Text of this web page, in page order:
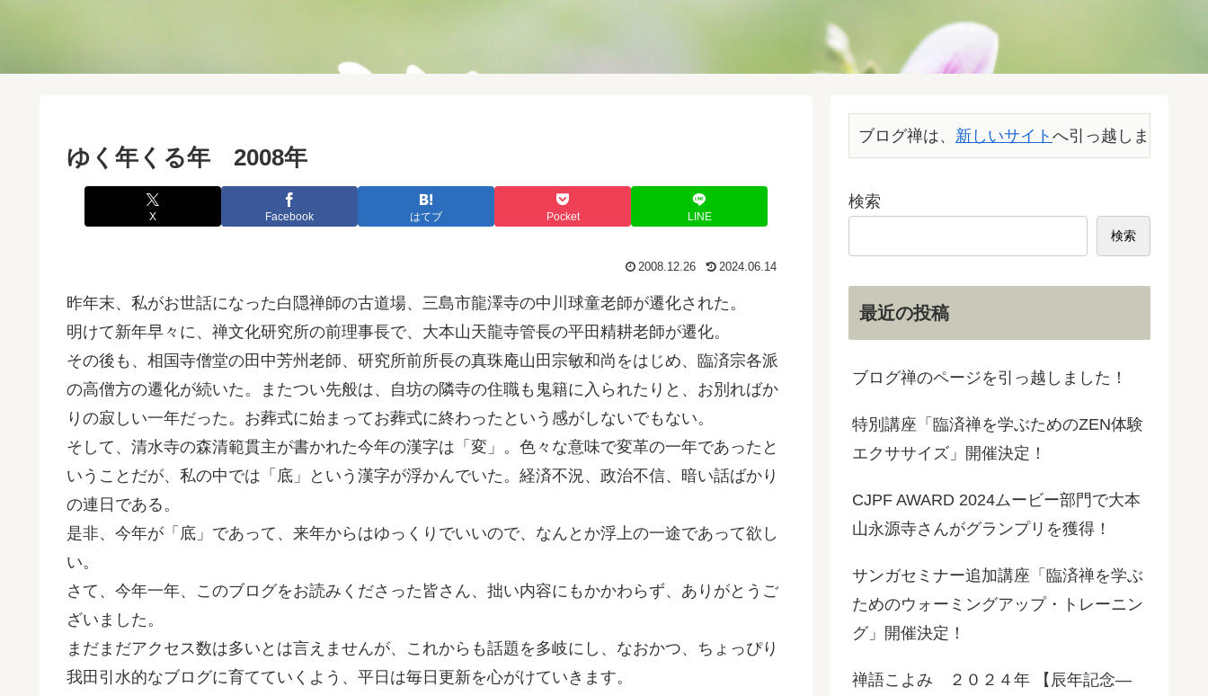
ゆく年くる年 2008年
X Facebook はてブ Pocket LINE
2008.12.26 2024.06.14
昨年末、私がお世話になった白隠禅師の古道場、三島市龍澤寺の中川球童老師が遷化された。
明けて新年早々に、禅文化研究所の前理事長で、大本山天龍寺管長の平田精耕老師が遷化。
その後も、相国寺僧堂の田中芳州老師、研究所前所長の真珠庵山田宗敏和尚をはじめ、臨済宗各派
の高僧方の遷化が続いた。またつい先般は、自坊の隣寺の住職も鬼籍に入られたりと、お別ればか
りの寂しい一年だった。お葬式に始まってお葬式に終わったという感がしないでもない。
そして、清水寺の森清範貫主が書かれた今年の漢字は「変」。色々な意味で変革の一年であったと
いうことだが、私の中では「底」という漢字が浮かんでいた。経済不況、政治不信、暗い話ばかり
の連日である。
是非、今年が「底」であって、来年からはゆっくりでいいので、なんとか浮上の一途であって欲し
い。
さて、今年一年、このブログをお読みくださった皆さん、拙い内容にもかかわらず、ありがとうご
ざいました。
まだまだアクセス数は多いとは言えませんが、これからも話題を多岐にし、なおかつ、ちょっぴり
我田引水的なブログに育てていくよう、平日は毎日更新を心がけていきます。
ブログ禅は、 新しいサイトへ引っ越しました。
検索
検索
最近の投稿
ブログ禅のページを引っ越しました！
特別講座「臨済禅を学ぶためのZEN体験
エクササイズ」開催決定！
CJPF AWARD 2024ムービー部門で大本
山永源寺さんがグランプリを獲得！
サンガセミナー追加講座「臨済禅を学ぶ
ためのウォーミングアップ・トレーニン
グ」開催決定！
禅語こよみ ２０２４年 【辰年記念―